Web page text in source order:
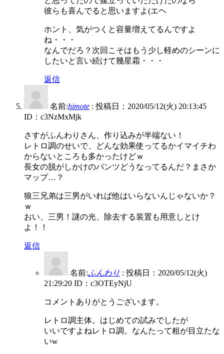
彼らも喜んでると思いますよ(エヘ
ホント、気がつくと容量増えてるんですよ
ね・・・
なんでだろ？次回こそはもう少し軽めのシーンに
したいと言い続けて幾星霜・・・
返信
名前:himote : 投稿日：2020/05/12(火) 20:13:45
ID：c3NzMxMjk
さすがふんわりさん、作り込みが半端ない！
レトロ調のせいで、どんな効果使ってるかイマイチわ
からないところも多かったけどｗ
長女の脱がしかけのパンツどうなってるんだ？まさか
マップ…？
狼三兄弟は三男がいれば他はいらないんじゃないか？
ｗ
おい、三男！謎の光、除去する装置も用意しとけ
よ！！
返信
名前:ふんわり : 投稿日：2020/05/12(火)
21:29:20 ID：c3OTEyNjU
コメントありがとうございます。
レトロ調主体。はじめての試みでしたが
いいですよねレトロ調。なんたって粗が目立たな
いw